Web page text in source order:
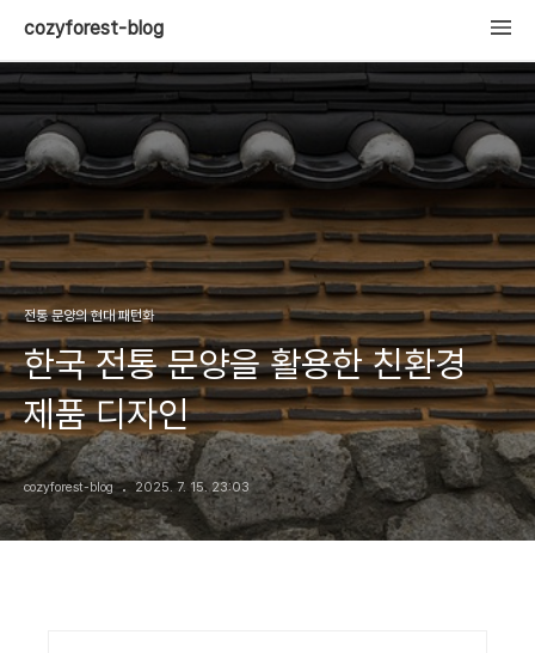
cozyforest-blog
전통 문양의 현대 패턴화
한국 전통 문양을 활용한 친환경
제품 디자인
cozyforest-blog 2025. 7. 15. 23:03